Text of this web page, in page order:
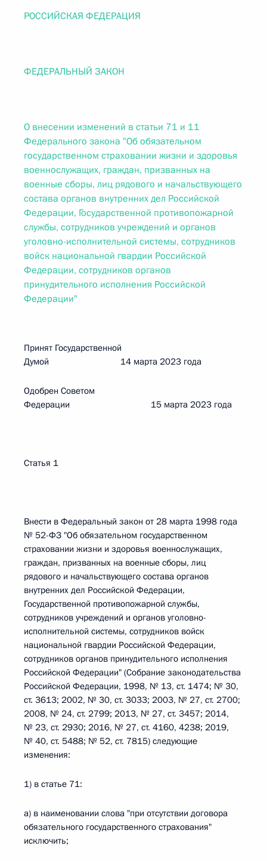
РОССИЙСКАЯ ФЕДЕРАЦИЯ
ФЕДЕРАЛЬНЫЙ ЗАКОН
О внесении изменений в статьи 71 и 11
Федерального закона "Об обязательном
государственном страховании жизни и здоровья
военнослужащих, граждан, призванных на
военные сборы, лиц рядового и начальствующего
состава органов внутренних дел Российской
Федерации, Государственной противопожарной
службы, сотрудников учреждений и органов
уголовно-исполнительной системы, сотрудников
войск национальной гвардии Российской
Федерации, сотрудников органов
принудительного исполнения Российской
Федерации"
Принят Государственной
Думой 14 марта 2023 года
Одобрен Советом
Федерации 15 марта 2023 года
Статья 1
Внести в Федеральный закон от 28 марта 1998 года
№ 52-ФЗ "Об обязательном государственном
страховании жизни и здоровья военнослужащих,
граждан, призванных на военные сборы, лиц
рядового и начальствующего состава органов
внутренних дел Российской Федерации,
Государственной противопожарной службы,
сотрудников учреждений и органов уголовно-
исполнительной системы, сотрудников войск
национальной гвардии Российской Федерации,
сотрудников органов принудительного исполнения
Российской Федерации" (Собрание законодательства
Российской Федерации, 1998, № 13, ст. 1474; № 30,
ст. 3613; 2002, № 30, ст. 3033; 2003, № 27, ст. 2700;
2008, № 24, ст. 2799; 2013, № 27, ст. 3457; 2014,
№ 23, ст. 2930; 2016, № 27, ст. 4160, 4238; 2019,
№ 40, ст. 5488; № 52, ст. 7815) следующие
изменения:
1) в статье 71:
а) в наименовании слова "при отсутствии договора
обязательного государственного страхования"
исключить;